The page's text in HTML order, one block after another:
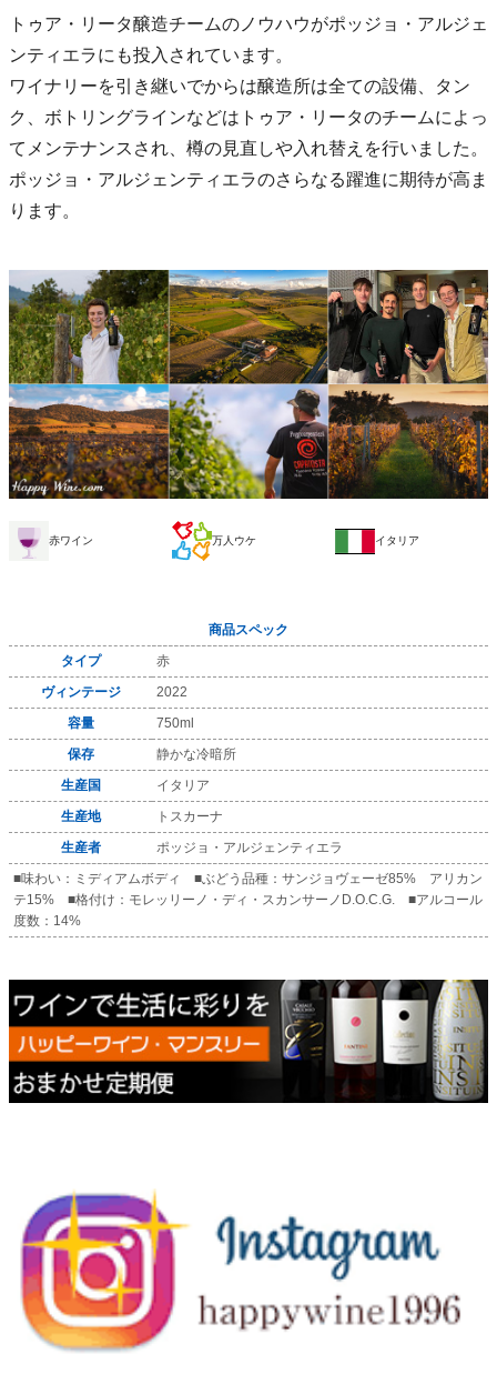
トゥア・リータ醸造チームのノウハウがポッジョ・アルジェ
ンティエラにも投入されています。
ワイナリーを引き継いでからは醸造所は全ての設備、タン
ク、ボトリングラインなどはトゥア・リータのチームによっ
てメンテナンスされ、樽の見直しや入れ替えを行いました。
ポッジョ・アルジェンティエラのさらなる躍進に期待が高ま
ります。
赤ワイン 万人ウケ イタリア
商品スペック
タイプ
赤
ヴィンテージ
2022
容量
750ml
保存
静かな冷暗所
生産国
イタリア
生産地
トスカーナ
生産者
ポッジョ・アルジェンティエラ
■味わい：ミディアムボディ ■ぶどう品種：サンジョヴェーゼ85% アリカン
テ15% ■格付け：モレッリーノ・ディ・スカンサーノD.O.C.G. ■アルコール
度数：14%